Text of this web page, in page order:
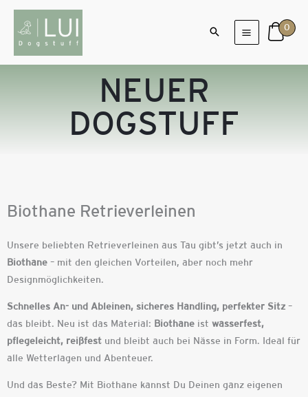
Zum
Inhalt
springen
0
NEUER
DOGSTUFF
Biothane Retrieverleinen
Unsere beliebten Retrieverleinen aus Tau gibt’s jetzt auch in
Biothane – mit den gleichen Vorteilen, aber noch mehr
Designmöglichkeiten.
Schnelles An- und Ableinen, sicheres Handling, perfekter Sitz –
das bleibt. Neu ist das Material:
Biothane ist wasserfest,
pflegeleicht, reißfest und bleibt auch bei Nässe in Form. Ideal für
alle Wetterlagen und Abenteuer.
Und das Beste? Mit Biothane kannst Du Deinen ganz eigenen